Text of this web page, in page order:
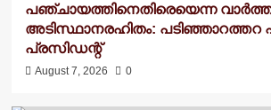
പഞ്ചായത്തിനെതിരെയെന്ന
അടിസ്ഥാനരഹിതം:
പ്രസിഡന്റ്
August 7, 2026 0